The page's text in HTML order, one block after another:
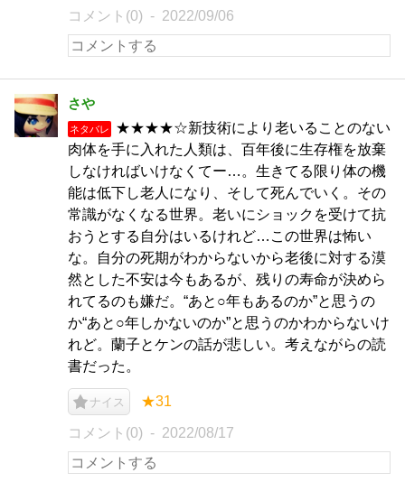
コメント(0) 2022/09/06
さや
ネタバレ
★★★★☆新技術により老いることのない
肉体を手に入れた人類は、百年後に生存権を放棄
しなければいけなくてー…。生きてる限り体の機
能は低下し老人になり、そして死んでいく。その
常識がなくなる世界。老いにショックを受けて抗
おうとする自分はいるけれど…この世界は怖い
な。自分の死期がわからないから老後に対する漠
然とした不安は今もあるが、残りの寿命が決めら
れてるのも嫌だ。“あと○年もあるのか”と思うの
か“あと○年しかないのか”と思うのかわからないけ
れど。蘭子とケンの話が悲しい。考えながらの読
書だった。
ナイス ★31
コメント(0) 2022/08/17